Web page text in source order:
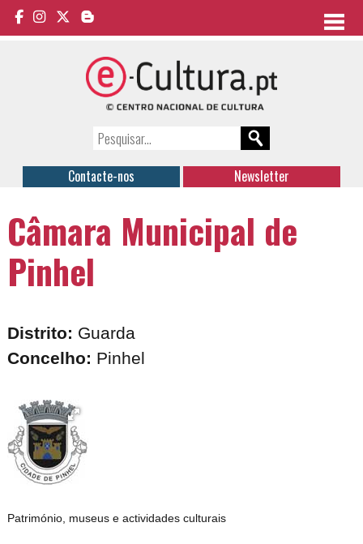
Contacte-nos Newsletter
Câmara Municipal de
Pinhel
Distrito: Guarda
Concelho: Pinhel
Património, museus e actividades culturais